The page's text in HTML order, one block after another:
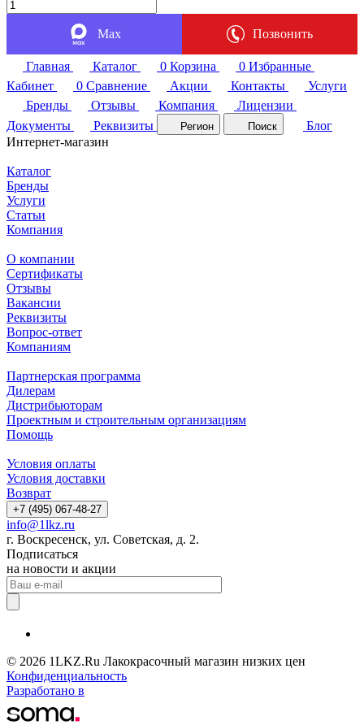
Max Позвонить
Главная Каталог 0 Корзина 0 Избранные
Кабинет
0 Сравнение Акции Контакты
Услуги
Бренды
Отзывы Компания
Лицензии
Документы
Реквизиты Регион Поиск
Блог
Интернет-магазин
Каталог
Бренды
Услуги
Статьи
Компания
О компании
Сертификаты
Отзывы
Вакансии
Реквизиты
Вопрос-ответ
Компаниям
Партнерская программа
Дилерам
Дистрибьюторам
Проектным и строительным организациям
Помощь
Условия оплаты
Условия доставки
Возврат
+7 (495) 067-48-27
info@1lkz.ru
г. Воскресенск, ул. Советская, д. 2.
Подписаться
на новости и акции
© 2026 1LKZ.Ru Лакокрасочный магазин низких цен
Конфиденциальность
Разработано в